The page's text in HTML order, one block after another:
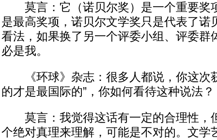
莫言：它（诺贝尔奖）是一个重要奖
是最高奖项，诺贝尔文学奖只是代表了诺
看法，如果换了另一个评委小组、评委群
必是我。
《环球》杂志：很多人都说，你这次
的才是最国际的”，你如何看待这种说法？
莫言：我觉得这话有一定的合理性，
个绝对真理来理解，可能是不对的。文学